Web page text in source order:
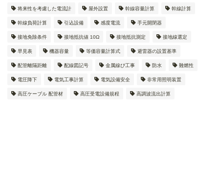
将来性を考慮した電流計 屋外設置 幹線容量計算 幹線計算
幹線負荷計算 引込設備 感度電流 手元開閉器
接地免除条件 接地抵抗値 10Ω 接地抵抗測定 接地線選定
早見表 機器容量 等価容量計算式 避雷器の設置基準
配管離隔距離 配線図記号 金属線ぴ工事 防水 難燃性
電圧降下 電気工事計算 電気設備安全 非常用照明装置
高圧ケーブル 配管材 高圧受電設備規程 高調波流出計算